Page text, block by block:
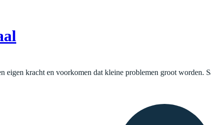
kracht en voorkomen dat kleine problemen groot worden.